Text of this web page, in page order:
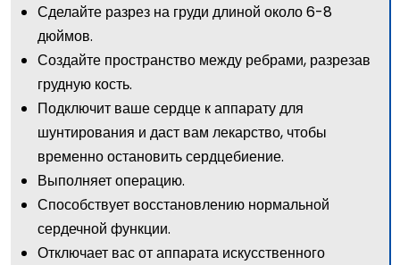
Сделайте разрез на груди длиной около 6-8
дюймов.
Создайте пространство между ребрами, разрезав
грудную кость.
Подключит ваше сердце к аппарату для
шунтирования и даст вам лекарство, чтобы
временно остановить сердцебиение.
Выполняет операцию.
Способствует восстановлению нормальной
сердечной функции.
Отключает вас от аппарата искусственного